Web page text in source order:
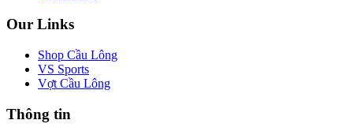
Our Links
Shop Cầu Lông
VS Sports
Vợt Cầu Lông
Thông tin